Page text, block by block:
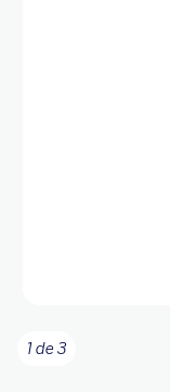
1 de 3